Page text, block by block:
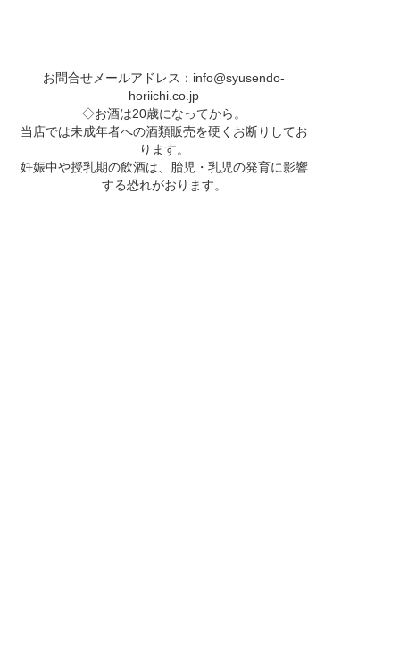
お問合せメールアドレス： info@syusendo-
horiichi.co.jp
◇お酒は20歳になってから。
当店では未成年者への酒類販売を硬くお断りしてお
ります。
妊娠中や授乳期の飲酒は、胎児・乳児の発育に影響
する恐れがおります。